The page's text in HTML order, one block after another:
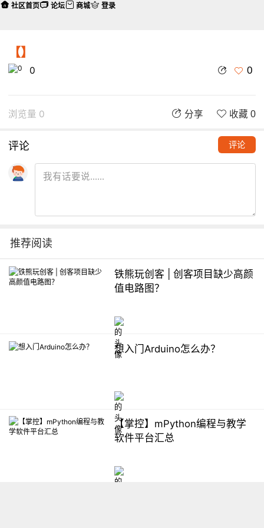
【】
0 0
浏览量 0 分享 收藏 0
评论 评论
推荐阅读
铁熊玩创客 | 创客项目缺少高颜
值电路图？
想入门Arduino怎么办？
【掌控】mPython编程与教学
软件平台汇总
社区首页 论坛 商城 登录